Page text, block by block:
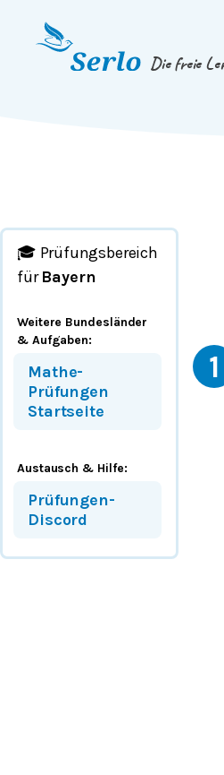
Springe zum
Die freie
🎓 Prüfungsbereich
für Bayern
Weitere Bundesländer
& Aufgaben:
Mathe-
Prüfungen
Startseite
Austausch & Hilfe:
Prüfungen-
Discord
1